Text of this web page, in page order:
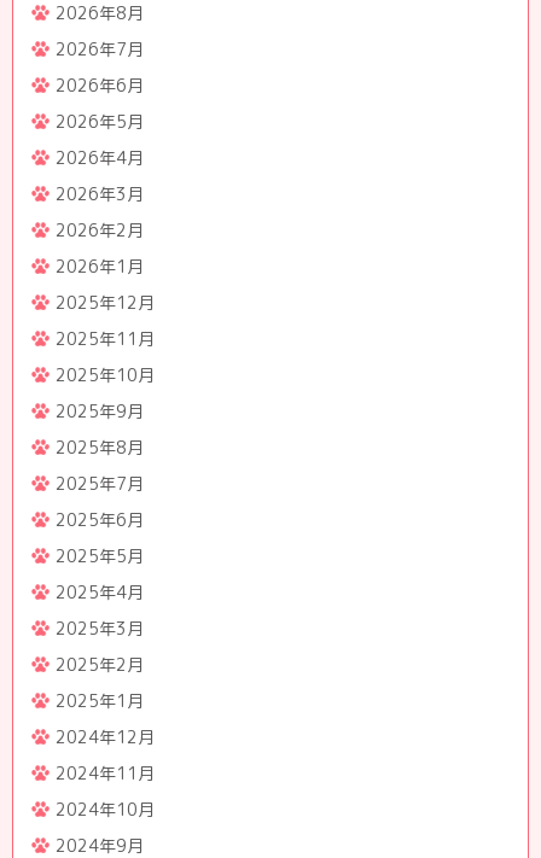
2026年8月
2026年7月
2026年6月
2026年5月
2026年4月
2026年3月
2026年2月
2026年1月
2025年12月
2025年11月
2025年10月
2025年9月
2025年8月
2025年7月
2025年6月
2025年5月
2025年4月
2025年3月
2025年2月
2025年1月
2024年12月
2024年11月
2024年10月
2024年9月